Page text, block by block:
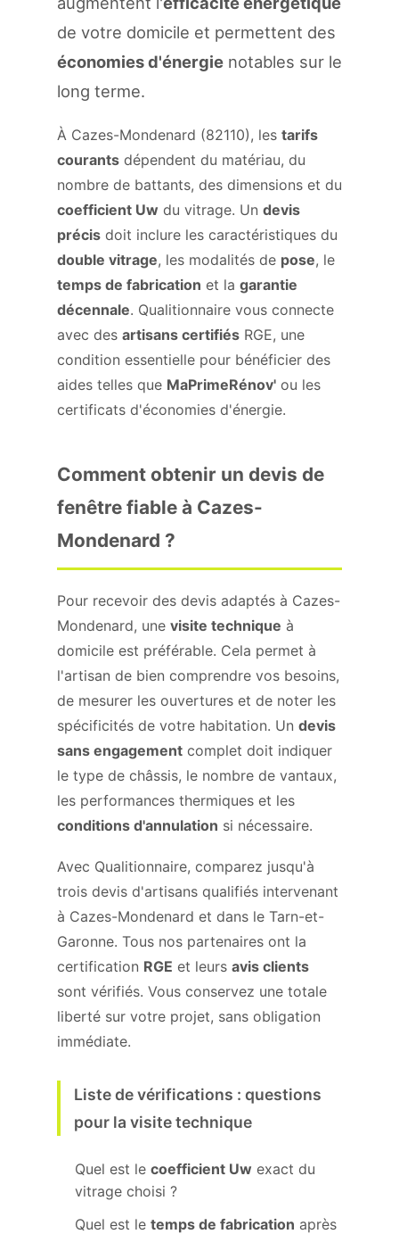
de votre domicile et permettent des
économies d'énergie notables sur le
long terme.
À Cazes-Mondenard (82110), les tarifs
courants dépendent du matériau, du
nombre de battants, des dimensions et du
coefficient Uw du vitrage. Un devis
précis doit inclure les caractéristiques du
double vitrage, les modalités de pose, le
temps de fabrication et la garantie
décennale. Qualitionnaire vous connecte
avec des artisans certifiés RGE, une
condition essentielle pour bénéficier des
aides telles que MaPrimeRénov' ou les
certificats d'économies d'énergie.
Comment obtenir un devis de
fenêtre fiable à Cazes-
Mondenard ?
Pour recevoir des devis adaptés à Cazes-
Mondenard, une visite technique à
domicile est préférable. Cela permet à
l'artisan de bien comprendre vos besoins,
de mesurer les ouvertures et de noter les
spécificités de votre habitation. Un devis
sans engagement complet doit indiquer
le type de châssis, le nombre de vantaux,
les performances thermiques et les
conditions d'annulation si nécessaire.
Avec Qualitionnaire, comparez jusqu'à
trois devis d'artisans qualifiés intervenant
à Cazes-Mondenard et dans le Tarn-et-
Garonne. Tous nos partenaires ont la
certification RGE et leurs avis clients
sont vérifiés. Vous conservez une totale
liberté sur votre projet, sans obligation
immédiate.
Liste de vérifications : questions
pour la visite technique
Quel est le coefficient Uw exact du
vitrage choisi ?
Quel est le temps de fabrication après